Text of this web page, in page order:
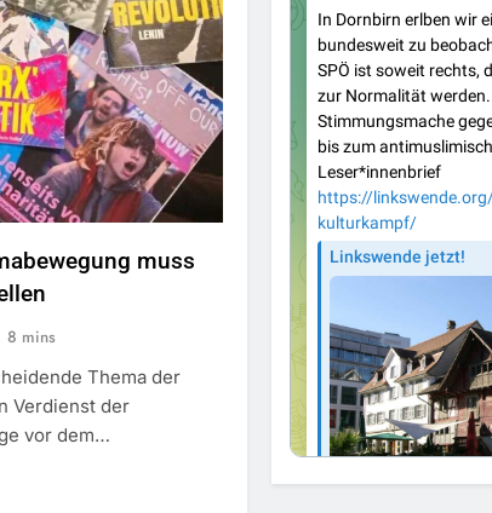
muss
8 mins
Thema der
Verdienst der
vor dem…